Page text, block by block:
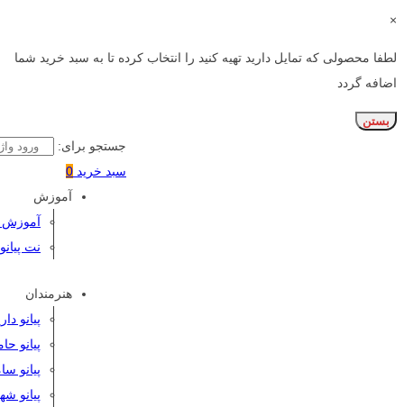
×
لطفا محصولی که تمایل دارید تهیه کنید را انتخاب کرده تا به سبد خرید شما
اضافه گردد
بستن
جستجو برای:
سبد خرید 0
آموزش
آموزش
نت پیانو
هنرمندان
پیانو
پیانو
پیانو
پیانو